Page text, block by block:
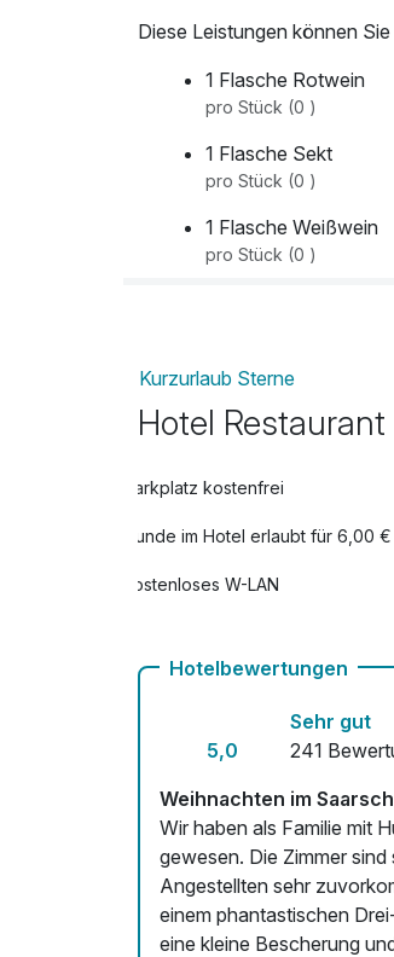
Diese Leistungen können
1 Flasche Rotwein
pro Stück (0 )
1 Flasche Sekt
pro Stück (0 )
1 Flasche Weißwein
pro Stück (0 )
Kurzurlaub Sterne
Hotel
Parkplatz kostenfrei
Hunde im Hotel erlaubt für 6,00
Kostenloses W-LAN
Hotelbewertungen
5,0
Sehr gut
241
Weihnachten im
Wir haben als Familie mit
gewesen. Die Zimmer
Angestellten sehr
einem phantastischen
eine kleine Bescherung